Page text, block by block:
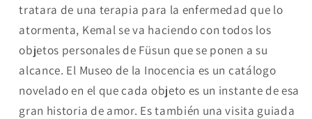
tratara de una terapia para la enfermedad que lo
atormenta, Kemal se va haciendo con todos los
objetos personales de Füsun que se ponen a su
alcance. El Museo de la Inocencia es un catálogo
novelado en el que cada objeto es un instante de esa
gran historia de amor. Es también una visita guiada